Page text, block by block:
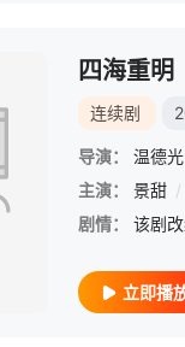
四海重明
连续剧
导演： 温德光
主演：
景甜 /
剧情：
立即播